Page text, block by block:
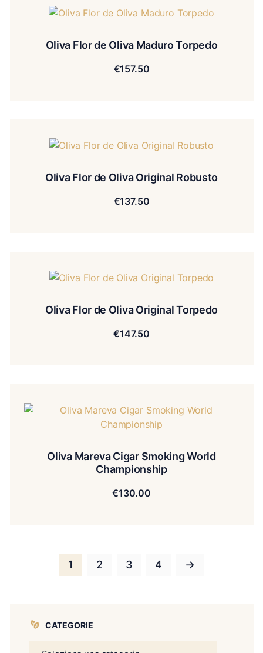
Oliva Flor de Oliva Maduro Torpedo
€157.50
Oliva Flor de Oliva Original Robusto
€137.50
Oliva Flor de Oliva Original Torpedo
€147.50
Oliva Mareva Cigar Smoking World
Championship
€130.00
1 2 3 4 →
CATEGORIE